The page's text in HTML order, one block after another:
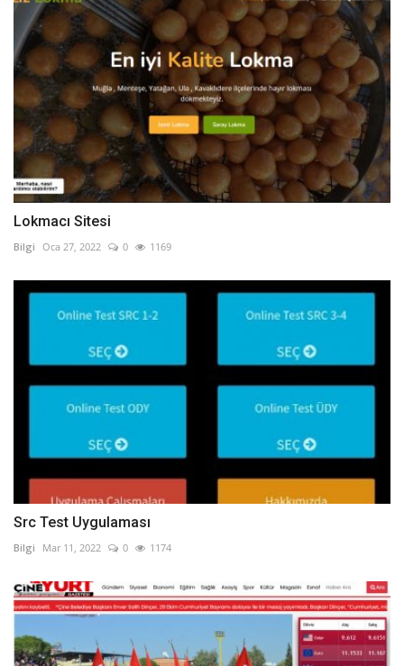
Lokmacı Sitesi
Bilgi Oca 27, 2022 0 1169
Src Test Uygulaması
Bilgi Mar 11, 2022 0 1174